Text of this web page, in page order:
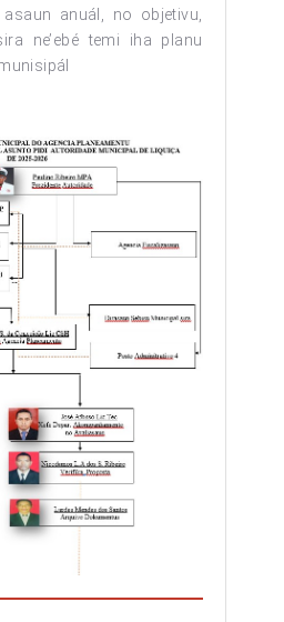
anuál, no objetivu,
ne’ebé temi iha planu